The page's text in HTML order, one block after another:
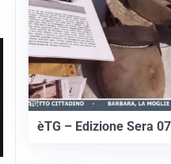
èTG – Edizione Sera